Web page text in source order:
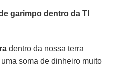
garimpo dentro da TI
dentro da nossa terra
soma de dinheiro muito